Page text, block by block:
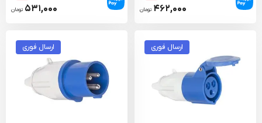
۴۶۲,۰۰۰ تومان ۵۳۱,۰۰۰ تومان
ارسال فوری ارسال فوری